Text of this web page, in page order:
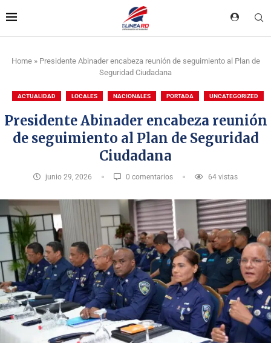
Home» Presidente Abinader encabeza reunión de seguimiento al Plan de
Seguridad Ciudadana
ACTUALIDAD LOCALES NACIONALES PORTADA UNCATEGORIZED
Presidente Abinader encabeza reunión
de seguimiento al Plan de Seguridad
Ciudadana
junio 29, 2026 0 comentarios 64 vistas